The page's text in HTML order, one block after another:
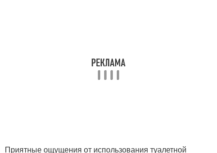
Приятные ощущения от использования туалетной